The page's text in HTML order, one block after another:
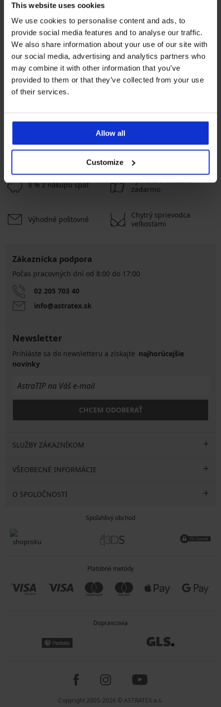
This website uses cookies
We use cookies to personalise content and ads, to
provide social media features and to analyse our traffic.
We also share information about your use of our site with
our social media, advertising and analytics partners who
may combine it with other information that you’ve
provided to them or that they’ve collected from your use
of their services.
Allow all
Customize
Bestseller
4,9
Grace New
49,99 €
Control Deluxe vystužená
41,99 €
ZOBRAZIŤ VIAC
8 % z nákupu späť
Výmena a vrátenie
zadarmo
Výhodné poštovné
Chytrý sprievodca
veľkosťami
Zákaznícka podpora
Počas pracovných dní od 8:00 do 17:00
02 205 703 40
info@astratex.sk
Newsletter
Prihláste sa do newsletteru a získajte najhorúcejšie
novinky
CHCEM ODOBERAŤ
SLUŽBY ZÁKAZNÍKOM
VŠEOBECNÉ INFORMÁCIE
O SPOLOČNOSTI
Spoľahlivý obchod
Platobné metódy
Dopravcovia
Copyright 2005-2026 © ASTRATEX a.s.